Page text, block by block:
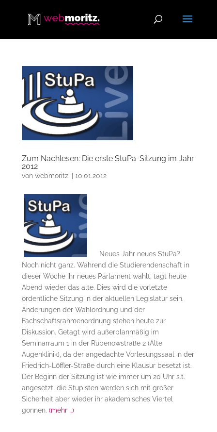
Zum Nachlesen: Die erste StuPa-Sitzung im Jahr
2012
von webmoritz. 10.01.2012
Neues Jahr neues StuPa?
Noch nicht ganz. Während die Studierendenschaft in
dieser Woche ihr neues Parlament wählt, tagt heute
Abend wieder das alte. Dies wird die vorletzte
ordentliche Sitzung in der aktuellen Legislatur sein.
Änderungen der Wahlordnung und der
Fachschaftsrahmenordnung stehen heute zur
Diskussion. Getagt wird außerplanmäßig im
Seminarraum 1 in der Rubenowstraße 2 (Alte
Augenklinik), da der angedachte Vorlesungssaal in der
Friedrich-Löffler-Straße durch eine Klausur besetzt ist.
Der Beginn der Sitzung ist wie immer um 20 Uhr s.t.
angesetzt, die Stupisten werden sich mit großer
Sicherheit aber wieder ihr akademisches Viertel
gönnen. (mehr …)